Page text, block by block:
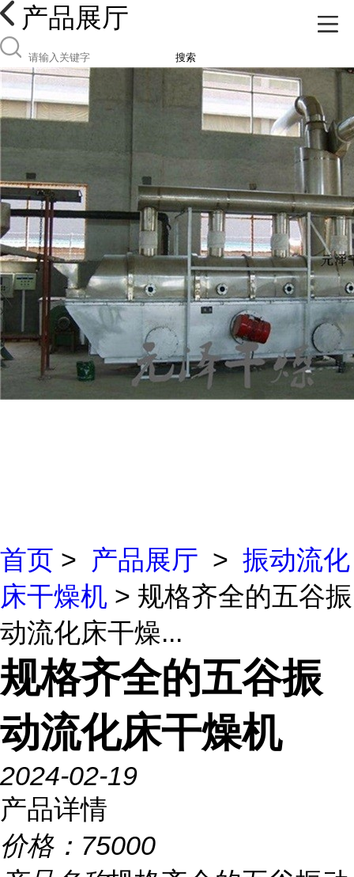
产品展厅
搜索
首页 > 产品展厅 > 振动流化
床干燥机 > 规格齐全的五谷振
动流化床干燥...
规格齐全的五谷振
动流化床干燥机
2024-02-19
产品详情
价格： 75000